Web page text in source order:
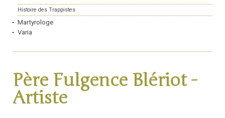
Histoire des Trappistes
Martyrologe
Varia
Père Fulgence Blériot -
Artiste